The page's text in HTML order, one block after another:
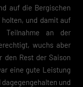
auf die Bergischen
holten, und damit auf
Teilnahme an der
wuchs aber
den Rest der Saison
eine gute Leistung
und